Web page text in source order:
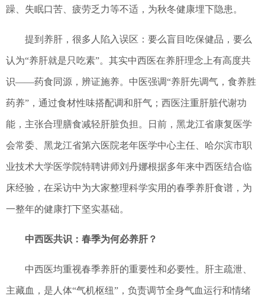
躁、失眠口苦、疲劳乏力等不适，为秋冬健康埋下隐患。
提到养肝，很多人陷入误区：要么盲目吃保健品，要么
认为“养肝就是只吃素”。其实中西医在养肝理念上有高度共
识——药食同源，辨证施养。中医强调“养肝先调气，食养胜
药养”，通过食材性味搭配调和肝气；西医注重肝脏代谢功
能，主张合理膳食减轻肝脏负担。日前，黑龙江省康复医学
会常委、黑龙江省第六医院老年医学中心主任、哈尔滨市职
业技术大学医学院特聘讲师刘丹娜根据多年来中西医结合临
床经验，在采访中为大家整理科学实用的春季养肝食谱，为
一整年的健康打下坚实基础。
中西医共识：春季为何必养肝？
中西医均重视春季养肝的重要性和必要性。肝主疏泄、
主藏血，是人体“气机枢纽”，负责调节全身气血运行和情绪